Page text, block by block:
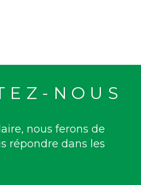
NOUS
nous ferons de
répondre dans les